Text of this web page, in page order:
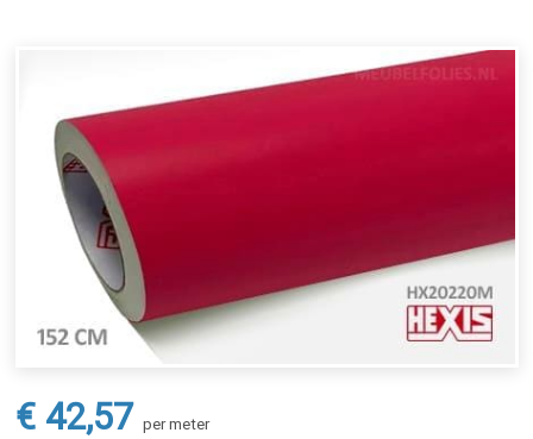
€ 42,57 per meter